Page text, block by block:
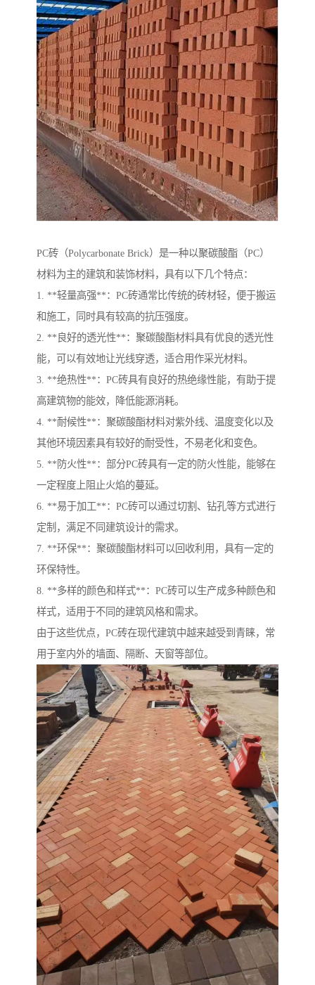
PC砖（Polycarbonate Brick）是一种以聚碳酸酯（PC）
材料为主的建筑和装饰材料，具有以下几个特点：
1. **轻量高强**：PC砖通常比传统的砖材轻，便于搬运
和施工，同时具有较高的抗压强度。
2. **良好的透光性**：聚碳酸酯材料具有优良的透光性
能，可以有效地让光线穿透，适合用作采光材料。
3. **绝热性**：PC砖具有良好的热绝缘性能，有助于提
高建筑物的能效，降低能源消耗。
4. **耐候性**：聚碳酸酯材料对紫外线、温度变化以及
其他环境因素具有较好的耐受性，不易老化和变色。
5. **防火性**：部分PC砖具有一定的防火性能，能够在
一定程度上阻止火焰的蔓延。
6. **易于加工**：PC砖可以通过切割、钻孔等方式进行
定制，满足不同建筑设计的需求。
7. **环保**：聚碳酸酯材料可以回收利用，具有一定的
环保特性。
8. **多样的颜色和样式**：PC砖可以生产成多种颜色和
样式，适用于不同的建筑风格和需求。
由于这些优点，PC砖在现代建筑中越来越受到青睐，常
用于室内外的墙面、隔断、天窗等部位。